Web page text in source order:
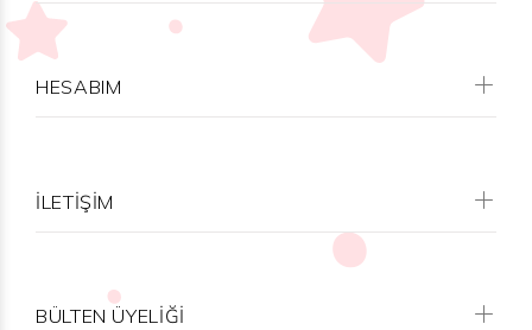
HESABIM
İLETİŞİM
BÜLTEN ÜYELİĞİ